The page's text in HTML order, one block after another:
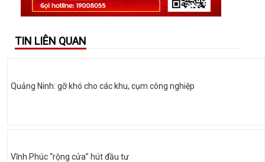
TIN LIÊN QUAN
Quảng Ninh: gỡ khó cho các khu, cụm công nghiệp
Vĩnh Phúc “rộng cửa” hút đầu tư